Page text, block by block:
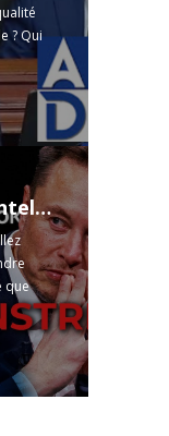
? Qui
des
—
ou
— et
vaut le «
» ...
moreL’intelligence artificielle : génie éveillé ou monstre endormi ? | ThéoVox Actualités
que
pouvez